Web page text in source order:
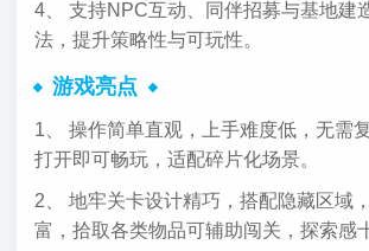
4、 支持NPC互动、同伴招募与基地建
法，提升策略性与可玩性。
游戏亮点
1、 操作简单直观，上手难度低，无需
打开即可畅玩，适配碎片化场景。
2、 地牢关卡设计精巧，搭配隐藏区域
富，拾取各类物品可辅助闯关，探索感